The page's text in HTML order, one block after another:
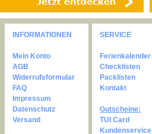
INFORMATIONEN
Mein Konto
AGB
Widerrufsformular
FAQ
Impressum
Datenschutz
Versand
SERVICE
Ferienkalender
Checklisten
Packlisten
Kontakt
Gutscheine:
TUI Card
Kundenservice